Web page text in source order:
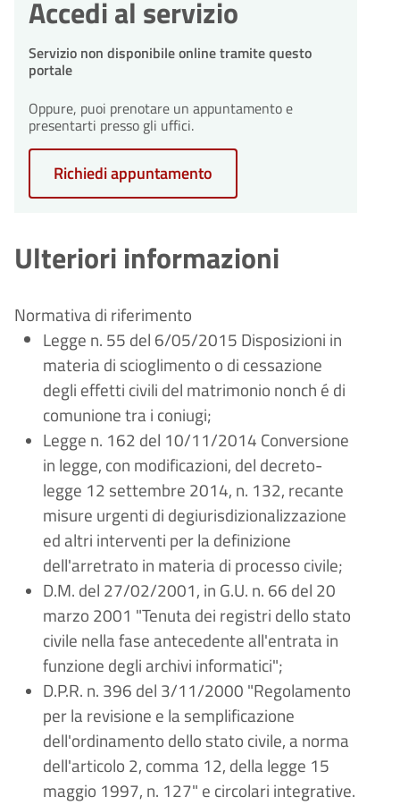
30 Conclusione del
Il procedimento amministrativo
sarà concluso entro un massimo
di 30 giorni dalla presentazione
comune ti invierà una richiesta di
integrazioni entro 10 giorni
30 Conclusione del
procedimento
Il procedimento amministrativo
sarà concluso entro un massimo
di 30 giorni dalla presentazione
Accedi al servizio
Servizio non disponibile online tramite questo
portale
Oppure, puoi prenotare un appuntamento e
presentarti presso gli uffici.
Richiedi appuntamento
Ulteriori informazioni
Normativa di riferimento
Legge n. 55 del 6/05/2015 Disposizioni in
materia di scioglimento o di cessazione
degli effetti civili del matrimonio nonch é di
comunione tra i coniugi;
Legge n. 162 del 10/11/2014 Conversione
in legge, con modificazioni, del decreto-
legge 12 settembre 2014, n. 132, recante
misure urgenti di degiurisdizionalizzazione
ed altri interventi per la definizione
dell'arretrato in materia di processo civile;
D.M. del 27/02/2001, in G.U. n. 66 del 20
marzo 2001 "Tenuta dei registri dello stato
civile nella fase antecedente all'entrata in
funzione degli archivi informatici";
D.P.R. n. 396 del 3/11/2000 "Regolamento
per la revisione e la semplificazione
dell'ordinamento dello stato civile, a norma
dell'articolo 2, comma 12, della legge 15
maggio 1997, n. 127" e circolari integrative.